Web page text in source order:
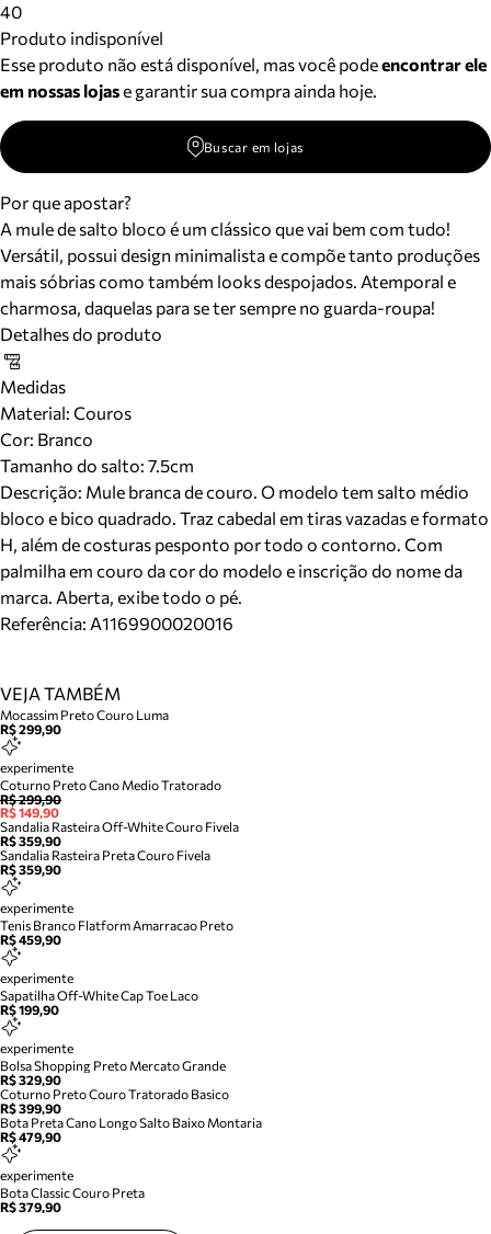
40
Produto indisponível
Esse produto não está disponível, mas você podeencontrar ele
em nossas lojase garantir sua compra ainda hoje.
Buscar em lojas
Por que apostar?
A mule de salto bloco é um clássico que vai bem com tudo!
Versátil, possui design minimalista e compõe tanto produções
mais sóbrias como também looks despojados. Atemporal e
charmosa, daquelas para se ter sempre no guarda-roupa!
Detalhes do produto
Medidas
Material: Couros
Cor: Branco
Tamanho do salto: 7.5cm
Descrição: Mule branca de couro. O modelo tem salto médio
bloco e bico quadrado. Traz cabedal em tiras vazadas e formato
H, além de costuras pesponto por todo o contorno. Com
palmilha em couro da cor do modelo e inscrição do nome da
marca. Aberta, exibe todo o pé.
Referência: A1169900020016
VEJA TAMBÉM
Mocassim Preto Couro Luma
R$ 299,90
experimente
Coturno Preto Cano Medio Tratorado
R$ 299,90
R$ 149,90
Sandalia Rasteira Off-White Couro Fivela
R$ 359,90
Sandalia Rasteira Preta Couro Fivela
R$ 359,90
experimente
Tenis Branco Flatform Amarracao Preto
R$ 459,90
experimente
Sapatilha Off-White Cap Toe Laco
R$ 199,90
experimente
Bolsa Shopping Preto Mercato Grande
R$ 329,90
Coturno Preto Couro Tratorado Basico
R$ 399,90
Bota Preta Cano Longo Salto Baixo Montaria
R$ 479,90
experimente
Bota Classic Couro Preta
R$ 379,90